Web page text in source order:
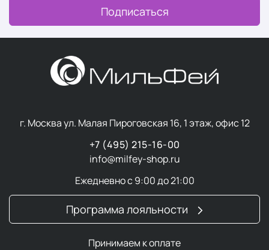
Подписаться
г. Москва ул. Малая Пироговская 16, 1 этаж, офис 12
+7 (495) 215-16-00
info@milfey-shop.ru
Ежедневно с 9:00 до 21:00
Программа лояльности
Принимаем к оплате